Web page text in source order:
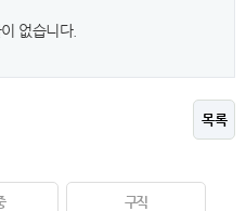
없습니다.
목록
구직